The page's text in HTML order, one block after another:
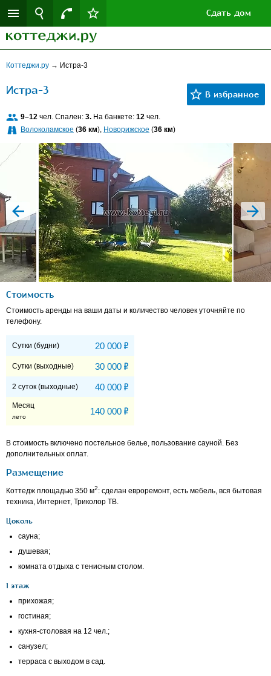
Сдать дом
Коттеджи.ру → Истра-3
Истра-3
9–12 чел. Спален: 3. На банкете: 12 чел.
Волоколамское (36 км), Новорижское (36 км)
prev next
Стоимость
Стоимость аренды на ваши даты и количество человек уточняйте по
телефону.
Сутки (будни) 20 000 Р
Сутки (выходные) 30 000 Р
2 суток (выходные) 40 000 Р
Месяц
лето
140 000 Р
В стоимость включено постельное белье, пользование сауной. Без
дополнительных оплат.
Размещение
Коттедж площадью 350 м2: сделан евроремонт, есть мебель, вся бытовая
техника, Интернет, Триколор ТВ.
Цоколь
сауна;
душевая;
комната отдыха с тенисным столом.
1 этаж
прихожая;
гостиная;
кухня-столовая на 12 чел.;
санузел;
терраса с выходом в сад.